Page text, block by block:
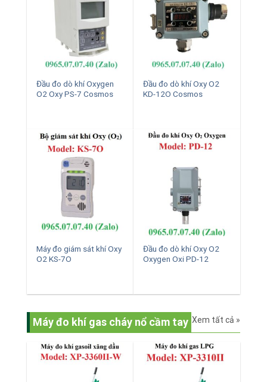
Đầu đo dò khí Oxygen
O2 Oxy PS-7 Cosmos
Đầu đo dò khí Oxy O2
KD-12O Cosmos
Máy đo giám sát khí Oxy
O2 KS-7O
Đầu đo dò khí Oxy O2
Oxygen Oxi PD-12
Máy đo khí gas cháy nổ cầm tay Xem tất cả »